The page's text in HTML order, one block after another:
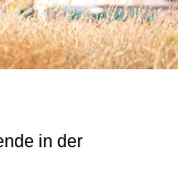
in der